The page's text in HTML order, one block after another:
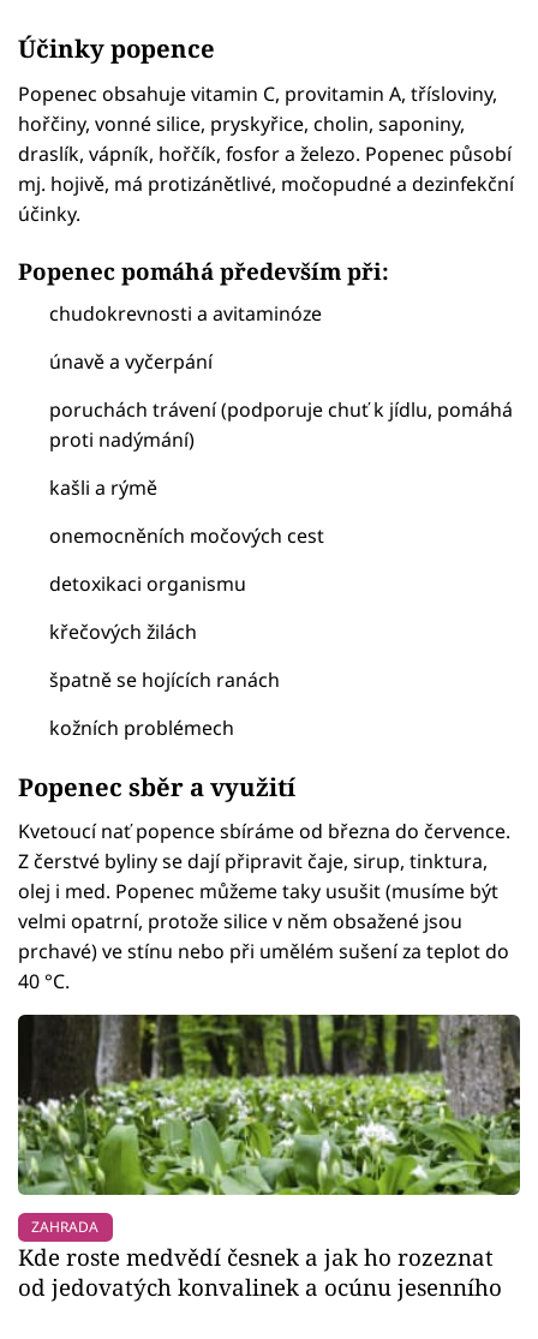
Účinky popence
Popenec obsahuje vitamin C, provitamin A, třísloviny,
hořčiny, vonné silice, pryskyřice, cholin, saponiny,
draslík, vápník, hořčík, fosfor a železo. Popenec působí
mj. hojivě, má protizánětlivé, močopudné a dezinfekční
účinky.
Popenec pomáhá především při:
chudokrevnosti a avitaminóze
únavě a vyčerpání
poruchách trávení (podporuje chuť k jídlu, pomáhá
proti nadýmání)
kašli a rýmě
onemocněních močových cest
detoxikaci organismu
křečových žilách
špatně se hojících ranách
kožních problémech
Popenec sběr a využití
Kvetoucí nať popence sbíráme od března do července.
Z čerstvé byliny se dají připravit čaje, sirup, tinktura,
olej i med. Popenec můžeme taky usušit (musíme být
velmi opatrní, protože silice v něm obsažené jsou
prchavé) ve stínu nebo při umělém sušení za teplot do
40 °C.
ZAHRADA
Kde roste medvědí česnek a jak ho rozeznat
od jedovatých konvalinek a ocúnu jesenního